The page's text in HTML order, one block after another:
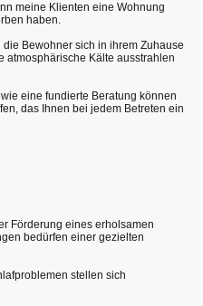
meine Klienten eine Wohnung
haben.
Bewohner sich in ihrem Zuhause
atmosphärische Kälte ausstrahlen
eine fundierte Beratung können
das Ihnen bei jedem Betreten ein
Förderung eines erholsamen
bedürfen einer gezielten
stellen sich